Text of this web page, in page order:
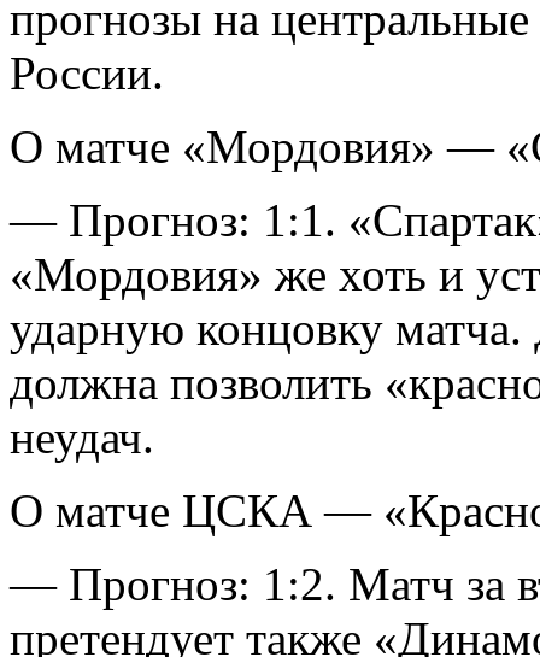
прогнозы на
России.
О матче «Мордовия» —
— Прогноз: 1:1.
«Мордовия» же хоть и
ударную концовку
должна позволить
неудач.
О матче ЦСКА —
— Прогноз: 1:2. Матч за
претендует также